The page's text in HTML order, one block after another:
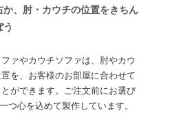
か、肘・カウチの位置をきちん
う
ファやカウチソファは、肘やカウ
を、お客様のお部屋に合わせて
ができます。ご注文前にお選び
つ心を込めて製作しています。